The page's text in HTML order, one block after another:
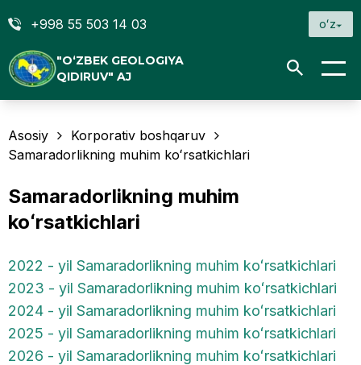
+998 55 503 14 03 oʻz
"O‘ZBEK GEOLOGIYA
QIDIRUV" AJ
Asosiy
Korporativ boshqaruv
Samaradorlikning muhim koʻrsatkichlari
Samaradorlikning muhim
koʻrsatkichlari
2022 - yil Samaradorlikning muhim koʻrsatkichlari
2023 - yil Samaradorlikning muhim koʻrsatkichlari
2024 - yil Samaradorlikning muhim koʻrsatkichlari
2025 - yil Samaradorlikning muhim koʻrsatkichlari
2026 - yil Samaradorlikning muhim koʻrsatkichlari